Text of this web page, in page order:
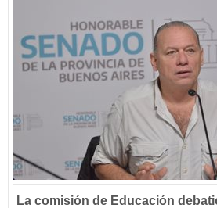
La comisión de Educación